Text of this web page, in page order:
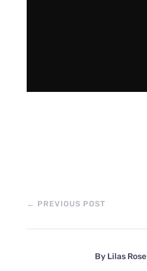
← PREVIOUS POST
By Lilas Rose